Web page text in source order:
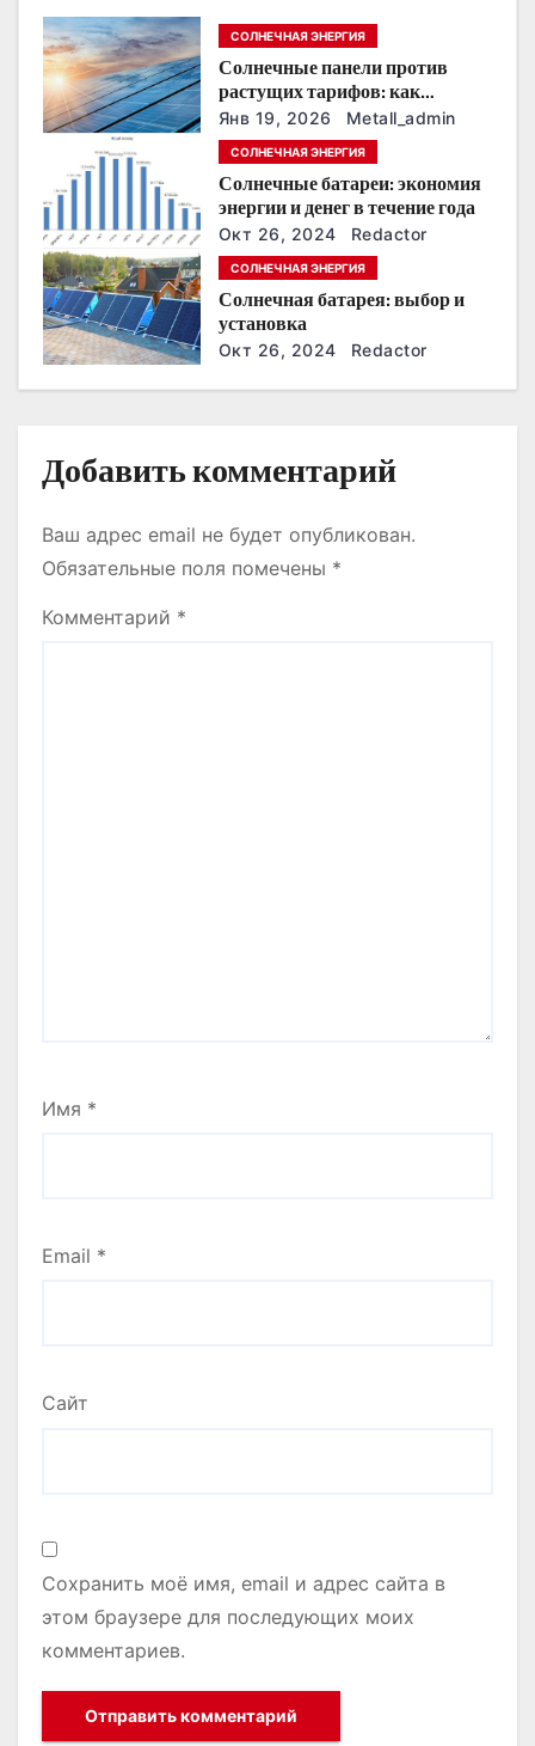
п
о
з
п
и
с
я
СОЛНЕЧНАЯ ЭНЕРГИЯ
Солнечные панели против
растущих тарифов: как
сохранить
энергонезависимость в
ближайшие годы
Янв 19, 2026 Metall_admin
СОЛНЕЧНАЯ ЭНЕРГИЯ
Солнечные батареи: экономия
энергии и денег в течение года
Окт 26, 2024 Redactor
СОЛНЕЧНАЯ ЭНЕРГИЯ
Солнечная батарея: выбор и
установка
Окт 26, 2024 Redactor
Добавить комментарий
Ваш адрес email не будет опубликован.
Обязательные поля помечены *
Комментарий *
Имя *
Email *
Сайт
Сохранить моё имя, email и адрес сайта в
этом браузере для последующих моих
комментариев.